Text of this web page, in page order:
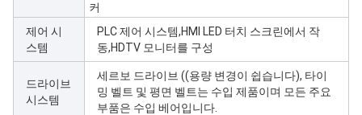
커
제어 시
스템
PLC 제어 시스템,HMI LED 터치 스크린에서 작
동,HDTV 모니터를 구성
드라이브
시스템
세르보 드라이브 ((용량 변경이 쉽습니다), 타이
밍 벨트 및 평면 벨트는 수입 제품이며 모든 주요
부품은 수입 베어입니다.